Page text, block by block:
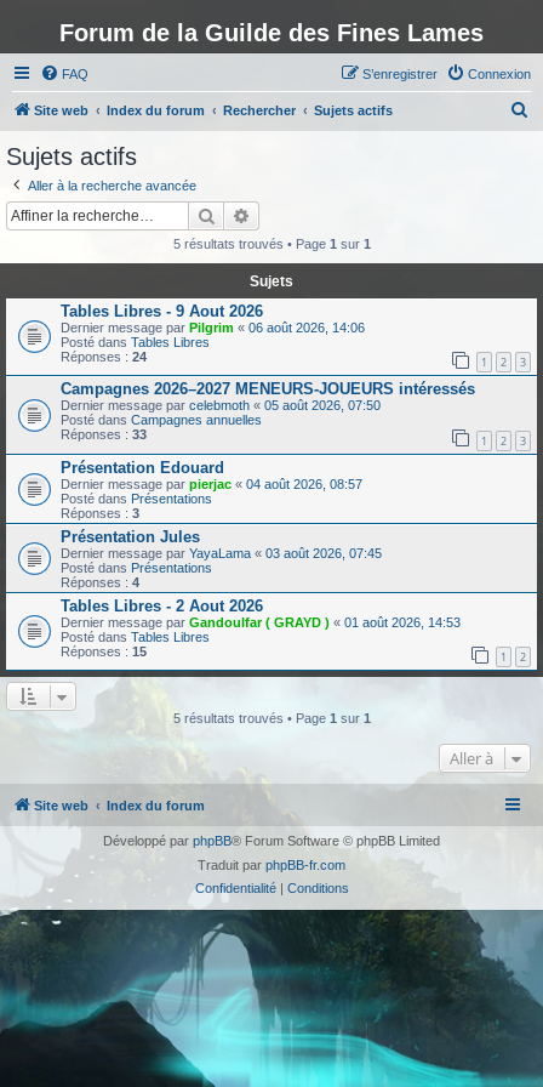
Forum de la Guilde des Fines Lames
FAQ Connexion
S’enregistrer
Site web Index du forum Rechercher Sujets actifs
r
Sujets actifs
Aller à la recherche avancée
Rechercher
5 résultats trouvés • Page 1 sur 1
Sujets
Tables Libres - 9 Aout 2026
Dernier message par Pilgrim « 06 août 2026, 14:06
Posté dans Tables Libres
Réponses : 24 1 2 3
Campagnes 2026–2027 MENEURS-JOUEURS intéressés
Dernier message par celebmoth « 05 août 2026, 07:50
Posté dans Campagnes annuelles
Réponses : 33 1 2 3
Présentation Edouard
Dernier message par pierjac « 04 août 2026, 08:57
Posté dans Présentations
Réponses : 3
Présentation Jules
Dernier message par YayaLama « 03 août 2026, 07:45
Posté dans Présentations
Réponses : 4
Tables Libres - 2 Aout 2026
Dernier message par Gandoulfar ( GRAYD ) « 01 août 2026, 14:53
Posté dans Tables Libres
Réponses : 15 1 2
5 résultats trouvés • Page 1sur 1
Aller à
Site web Index du forum
Développé par phpBB® Forum Software © phpBB Limited
Traduit par phpBB-fr.com
Confidentialité| Conditions